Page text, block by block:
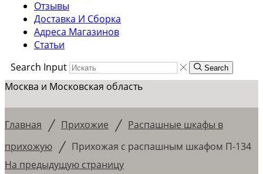
Отзывы
Доставка И Сборка
Адреса Магазинов
Статьи
Search Input
Search
Москва и Московская область
Главная / Прихожие / Распашные шкафы в
прихожую / Прихожая с распашным шкафом П-134
На предыдущую страницу